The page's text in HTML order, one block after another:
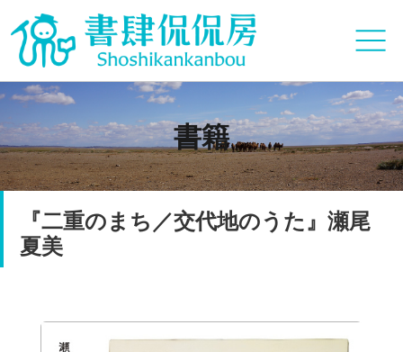
書籍
『二重のまち／交代地のうた』瀬尾
夏美